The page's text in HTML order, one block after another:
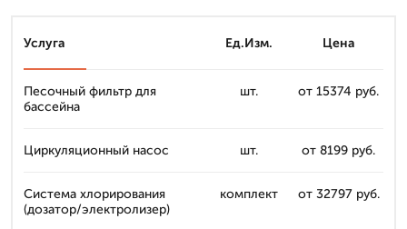
Услуга Ед.Изм. Цена
Песочный фильтр для
бассейна
шт. от 15374 руб.
Циркуляционный насос шт. от 8199 руб.
Система хлорирования
(дозатор/электролизер)
комплект от 32797 руб.